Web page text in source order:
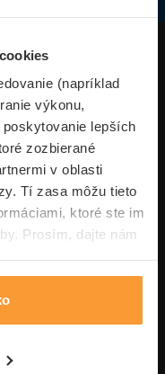
(napríklad
výkonu,
lepších
zozbierané
v oblasti
Tí zasa môžu tieto
ktoré ste im
Prosím, dajte nám
hod